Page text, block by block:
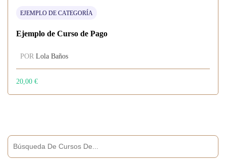
EJEMPLO DE CATEGORÍA
Ejemplo de Curso de Pago
POR Lola Baños
20,00 €